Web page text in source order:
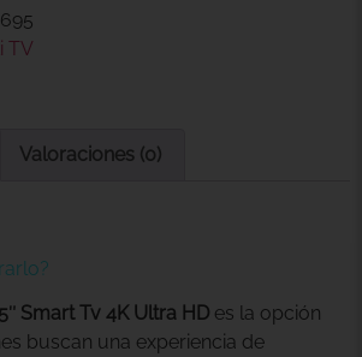
TV
Valoraciones (0)
Smart Tv 4K Ultra HD es la opción
buscan una experiencia de